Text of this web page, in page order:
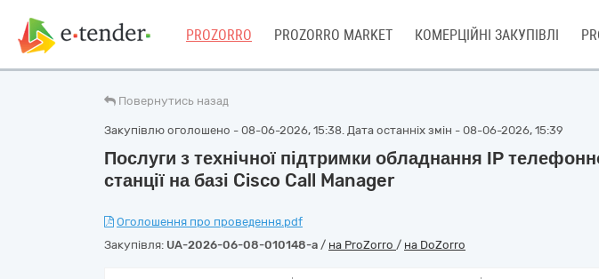
PROZORRO PROZORRO MARKET КОМЕРЦІЙНІ ЗАКУПІВЛІ
Повернутись назад
Закупівлю оголошено - 08-06-2026, 15:38. Дата останніх змін - 08-06-2026, 15:39
Послуги з технічної підтримки обладнання ІР
станції на базі Cisco Call Manager
Оголошення про проведення.pdf
Закупівля: UA-2026-06-08-010148-a / на ProZorro / на DoZorro